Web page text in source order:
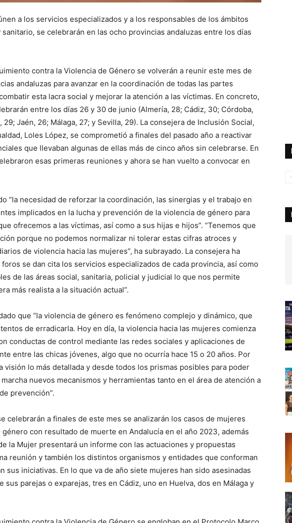
a los servicios especializados y a los responsables de los ámbitos
se celebrarán en las ocho provincias andaluzas entre los días
contra la Violencia de Género se volverán a reunir este mes de
andaluzas para avanzar en la coordinación de todas las partes
esta lacra social y mejorar la atención a las víctimas. En concreto,
entre los días 26 y 30 de junio (Almería, 28; Cádiz, 30; Córdoba,
29; Jaén, 26; Málaga, 27; y Sevilla, 29). La consejera de Inclusión Social,
Loles López, se comprometió a finales del pasado año a reactivar
que llevaban algunas de ellas más de cinco años sin celebrarse. En
esas primeras reuniones y ahora se han vuelto a convocar en
“la necesidad de reforzar la coordinación, las sinergias y el trabajo en
implicados en la lucha y prevención de la violencia de género para
ofrecemos a las víctimas, así como a sus hijas e hijos”. “Tenemos que
porque no podemos normalizar ni tolerar estas cifras atroces y
de violencia hacia las mujeres”, ha subrayado. La consejera ha
se dan cita los servicios especializados de cada provincia, así como
de las áreas social, sanitaria, policial y judicial lo que nos permite
más realista a la situación actual”.
que “la violencia de género es fenómeno complejo y dinámico, que
de erradicarla. Hoy en día, la violencia hacia las mujeres comienza
conductas de control mediante las redes sociales y aplicaciones de
entre las chicas jóvenes, algo que no ocurría hace 15 o 20 años. Por
visión lo más detallada y desde todos los prismas posibles para poder
nuevos mecanismos y herramientas tanto en el área de atención a
prevención”.
celebrarán a finales de este mes se analizarán los casos de mujeres
con resultado de muerte en Andalucía en el año 2023, además
la Mujer presentará un informe con las actuaciones y propuestas
reunión y también los distintos organismos y entidades que conforman
sus iniciativas. En lo que va de año siete mujeres han sido asesinadas
sus parejas o exparejas, tres en Cádiz, uno en Huelva, dos en Málaga y